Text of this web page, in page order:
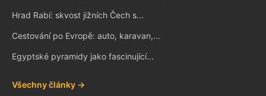
Hrad Rabí: skvost jižních Čech s...
Cestování po Evropě: auto, karavan,...
Egyptské pyramidy jako fascinující...
Všechny články →